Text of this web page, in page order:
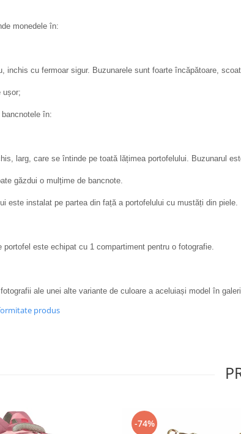
monedele în:
inchis cu fermoar sigur. Buzunarele sunt foarte încăpătoare,
ușor;
în:
larg, care se întinde pe toată lățimea portofelului. Buzunarul
găzdui o mulțime de bancnote.
este instalat pe partea din față a portofelului cu mustăți din piele.
portofel este echipat cu 1 compartiment pentru o fotografie.
ale unei alte variante de culoare a aceluiași model în
produs
-74%